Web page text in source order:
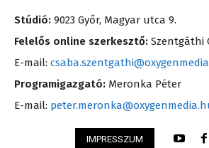
Stúdió: 9023 Győr, Magyar utca 9.
Felelős online szerkesztő: Szentgáthi
E-mail:
Programigazgató: Meronka Péter
E-mail:
IMPRESSZUM